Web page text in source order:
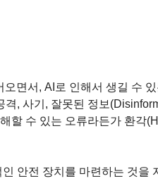
면서, AI로 인해서 생길 수
격, 사기, 잘못된 정보
할 수 있는 오류라든가 환각
안전 장치를 마련하는 것을